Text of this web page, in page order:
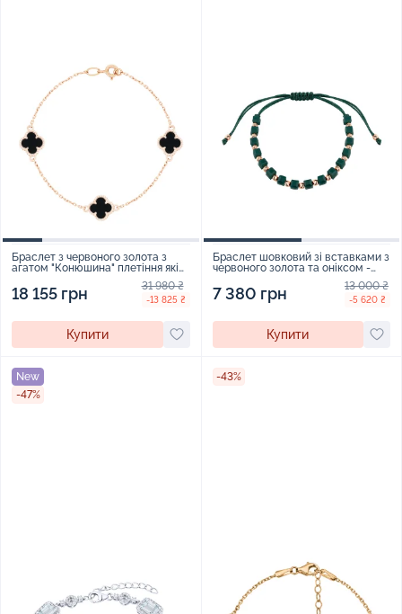
Браслет з червоного золота з
агатом "Конюшина" плетіння якір
18 155 грн 31 980 ₴
-13 825 ₴
Купити
Браслет шовковий зі вставками з
червоного золота та оніксом -
7 380 грн 13 000 ₴
-5 620 ₴
Купити
New
-47%
-43%